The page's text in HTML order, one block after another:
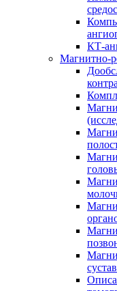
КТ-
Магнитно-